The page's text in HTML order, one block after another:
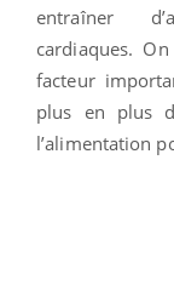
entraîner
cardiaques.
facteur
plus en plus
l’alimentation